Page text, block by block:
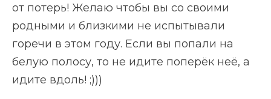
от потерь! Желаю чтобы вы со своими
родными и близкими не испытывали
горечи в этом году. Если вы попали на
белую полосу, то не идите поперёк неё, а
идите вдоль! ;)))